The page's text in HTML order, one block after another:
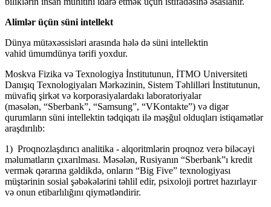
Alimlər üçün süni intellekt
Dünya mütəxəssisləri arasında hələ də süni intellektin
vahid ümumdünya tərifi yoxdur.
Moskva Fizika və Texnologiya İnstitutunun, İTMO Universiteti
Danışıq Texnologiyaları Mərkəzinin, Sistem Təhlilləri İnstitutunun,
müvafiq şirkət və korporasiyalardakı laboratoriyalar
(məsələn, “Sberbank”, “Samsung”, “VKontakte”) və digər
qurumların süni intellektin tədqiqatı ilə məşğul olduqları istiqamətlər
araşdırılıb:
1) Proqnozlaşdırıcı analitika - alqoritmlərin proqnoz verə biləcəyi
məlumatların çıxarılması. Məsələn, Rusiyanın “Sberbank”ı kredit
vermək qərarına gəldikdə, onların “Big Five” texnologiyası
müştərinin sosial şəbəkələrini təhlil edir, psixoloji portret hazırlayır
və onun etibarlılığını qiymətləndirir.